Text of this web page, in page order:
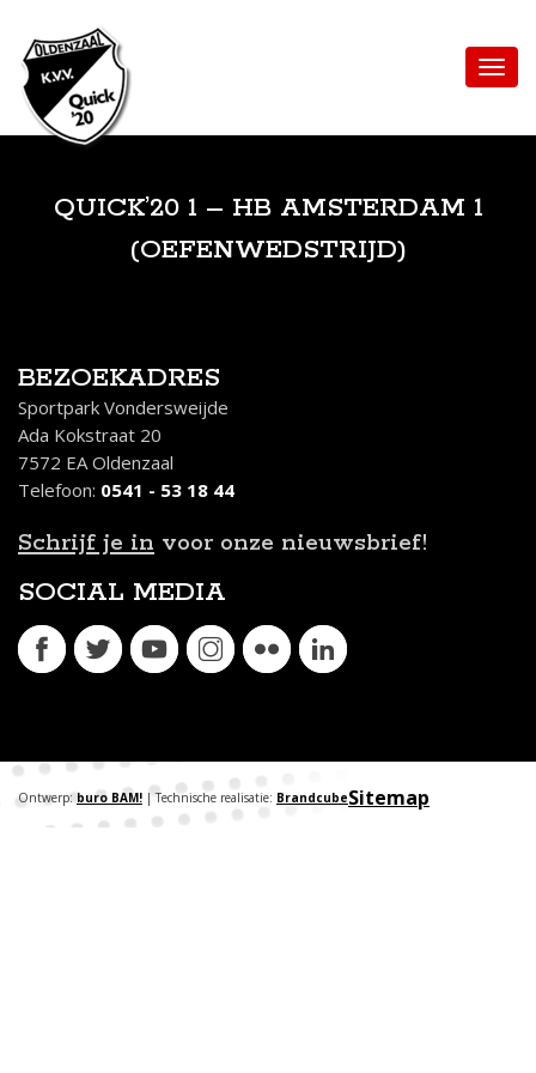
QUICK’20 1 – HB AMSTERDAM 1
(OEFENWEDSTRIJD)
BEZOEKADRES
Sportpark Vondersweijde
Ada Kokstraat 20
7572 EA Oldenzaal
Telefoon: 0541 - 53 18 44
Schrijf je in voor onze nieuwsbrief!
SOCIAL MEDIA
Sitemap
Ontwerp: buro BAM! | Technische realisatie: Brandcube